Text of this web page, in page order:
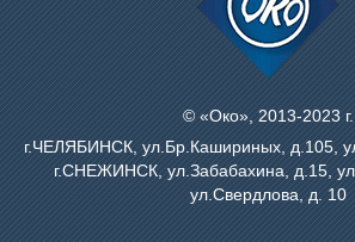
© «Око», 2013-2023 г.
г.ЧЕЛЯБИНСК, ул.Бр.Кашириных, д.105,
г.СНЕЖИНСК, ул.Забабахина, д.15,
ул.Свердлова, д. 10